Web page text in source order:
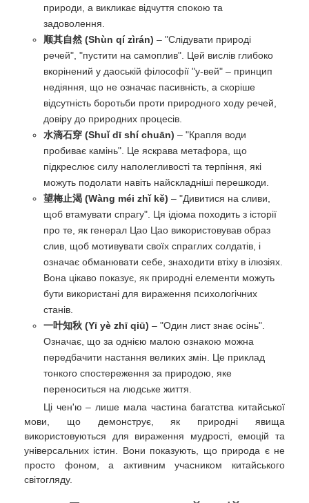
природи, а викликає відчуття спокою та
задоволення.
顺其自然 (Shùn qí zìrán) – "Слідувати природі
речей", "пустити на самоплив". Цей вислів глибоко
вкорінений у даоській філософії "у-вей" – принцип
недіяння, що не означає пасивність, а скоріше
відсутність боротьби проти природного ходу речей,
довіру до природних процесів.
水滴石穿 (Shuǐ dī shí chuān) – "Крапля води
пробиває камінь". Це яскрава метафора, що
підкреслює силу наполегливості та терпіння, які
можуть подолати навіть найскладніші перешкоди.
望梅止渴 (Wàng méi zhǐ kě) – "Дивитися на сливи,
щоб втамувати спрагу". Ця ідіома походить з історії
про те, як генерал Цао Цао використовував образ
слив, щоб мотивувати своїх спраглих солдатів, і
означає обманювати себе, знаходити втіху в ілюзіях.
Вона цікаво показує, як природні елементи можуть
бути використані для вираження психологічних
станів.
一叶知秋 (Yī yè zhī qiū) – "Один лист знає осінь".
Означає, що за однією малою ознакою можна
передбачити настання великих змін. Це приклад
тонкого спостереження за природою, яке
переноситься на людське життя.
Ці чен'ю – лише мала частина багатства китайської
мови, що демонструє, як природні явища
використовуються для вираження мудрості, емоцій та
універсальних істин. Вони показують, що природа є не
просто фоном, а активним учасником китайського
світогляду.